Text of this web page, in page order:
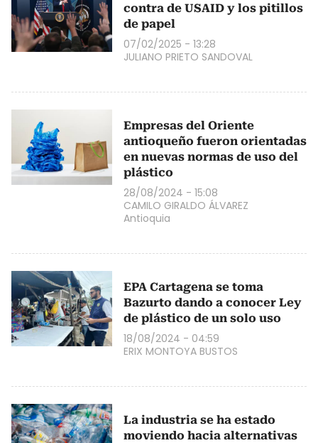
contra de USAID y los pitillos
de papel
07/02/2025 - 13:28
JULIANO PRIETO SANDOVAL
Empresas del Oriente
antioqueño fueron orientadas
en nuevas normas de uso del
plástico
28/08/2024 - 15:08
CAMILO GIRALDO ÁLVAREZ
Antioquia
EPA Cartagena se toma
Bazurto dando a conocer Ley
de plástico de un solo uso
18/08/2024 - 04:59
ERIX MONTOYA BUSTOS
La industria se ha estado
moviendo hacia alternativas